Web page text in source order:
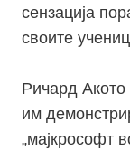
сензација
своите
Ричард Акото
им
„мајкрософт